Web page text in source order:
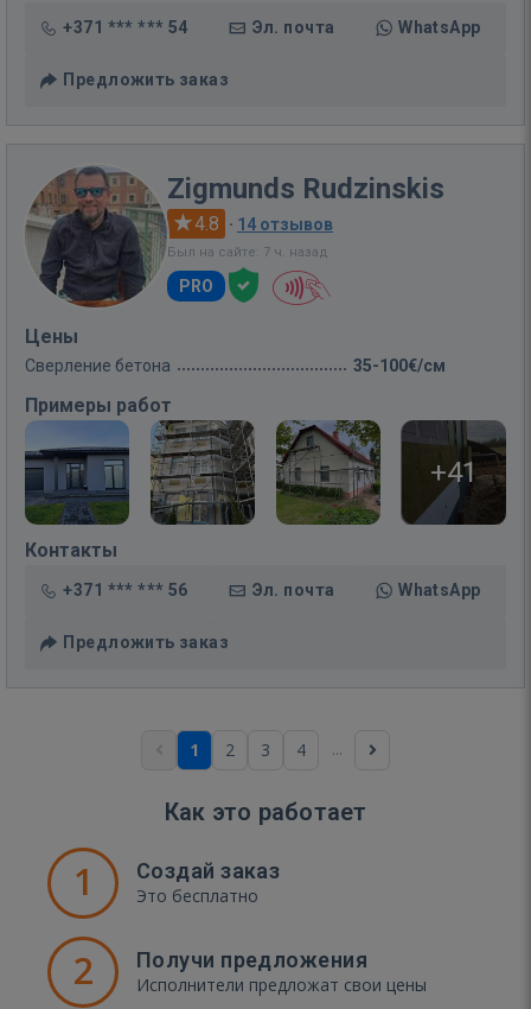
+371 *** *** 54 Эл. почта WhatsApp
Предложить заказ
Zigmunds Rudzinskis
4.8 · 14 отзывов
Был на сайте: 7 ч. назад
PRO
Цены
Сверление бетона 35-100€/см
Примеры работ
+41
Контакты
+371 *** *** 56 Эл. почта WhatsApp
Предложить заказ
1 2 3 4 ...
Как это работает
1 Создай заказ
Это бесплатно
2 Получи предложения
Исполнители предложат свои цены